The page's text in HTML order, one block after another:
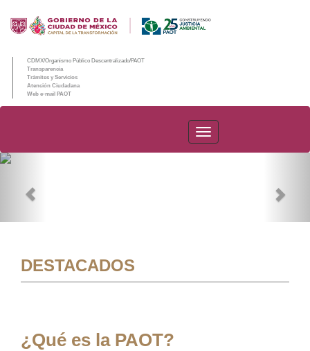
CDMX/Organismo Público Descentralizado/PAOT
Transparencia
Trámites y Servicios
Atención Ciudadana
Web e-mail PAOT
PAOT
DESTACADOS
¿Qué es la PAOT?